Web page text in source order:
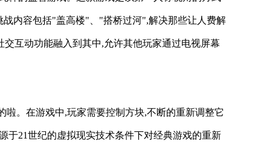
内容包括"盖高楼"、"搭桥过河",解决那些让人费解
交互动功能融入到其中,允许其他玩家通过电视屏幕
。在游戏中,玩家需要控制方块,不断的重新调整它
于21世纪的虚拟现实技术条件下对经典游戏的重新